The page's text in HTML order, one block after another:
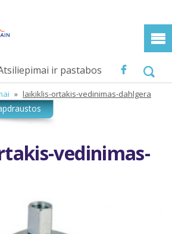
ir pastabos
» laikiklis-ortakis-vedinimas-dahlgera
vedinimas-